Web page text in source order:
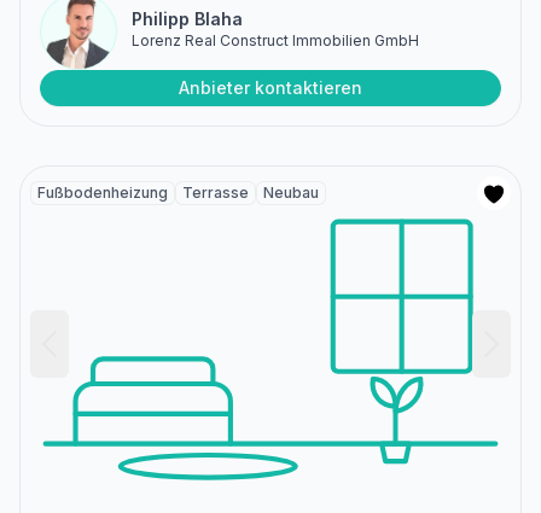
Philipp Blaha
Lorenz Real Construct Immobilien GmbH
Anbieter kontaktieren
Fußbodenheizung Terrasse Neubau